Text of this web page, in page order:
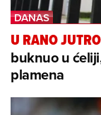
U RANO JUTRO
buknuo u
plamena